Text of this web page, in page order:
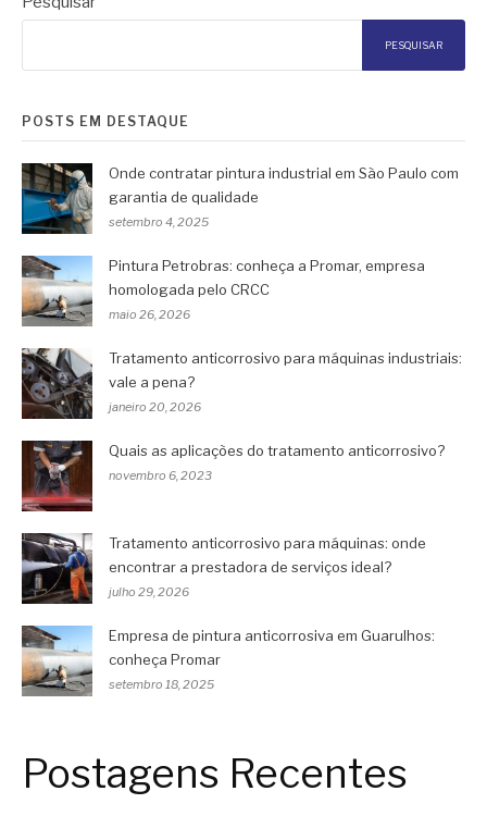
PESQUISAR
POSTS EM DESTAQUE
Onde contratar pintura industrial em São Paulo com
garantia de qualidade
setembro 4, 2025
Pintura Petrobras: conheça a Promar, empresa
homologada pelo CRCC
maio 26, 2026
Tratamento anticorrosivo para máquinas industriais:
vale a pena?
janeiro 20, 2026
Quais as aplicações do tratamento anticorrosivo?
novembro 6, 2023
Tratamento anticorrosivo para máquinas: onde
encontrar a prestadora de serviços ideal?
julho 29, 2026
Empresa de pintura anticorrosiva em Guarulhos:
conheça Promar
setembro 18, 2025
Postagens Recentes